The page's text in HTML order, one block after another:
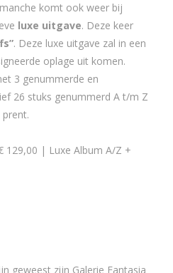
komt ook weer bij
luxe uitgave. Deze keer
”. Deze luxe uitgave zal in een
oplage uit komen.
3 genummerde en
26 stuks genummerd A t/m Z
129,00 | Luxe Album A/Z +
geweest zijn Galerie Fantasia